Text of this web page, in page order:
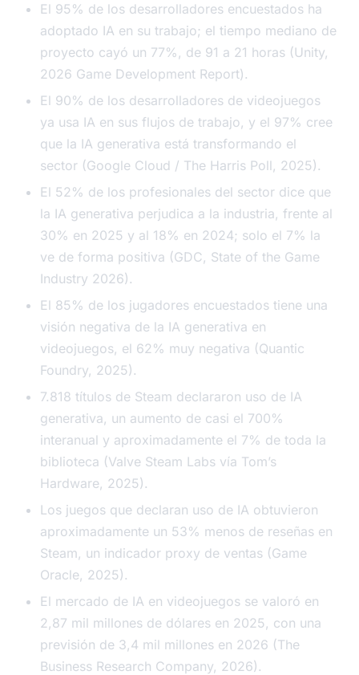
El 95% de los desarrolladores encuestados ha
adoptado IA en su trabajo; el tiempo mediano de
proyecto cayó un 77%, de 91 a 21 horas (Unity,
2026 Game Development Report).
El 90% de los desarrolladores de videojuegos
ya usa IA en sus flujos de trabajo, y el 97% cree
que la IA generativa está transformando el
sector (Google Cloud / The Harris Poll, 2025).
El 52% de los profesionales del sector dice que
la IA generativa perjudica a la industria, frente al
30% en 2025 y al 18% en 2024; solo el 7% la
ve de forma positiva (GDC, State of the Game
Industry 2026).
El 85% de los jugadores encuestados tiene una
visión negativa de la IA generativa en
videojuegos, el 62% muy negativa (Quantic
Foundry, 2025).
7.818 títulos de Steam declararon uso de IA
generativa, un aumento de casi el 700%
interanual y aproximadamente el 7% de toda la
biblioteca (Valve Steam Labs vía Tom’s
Hardware, 2025).
Los juegos que declaran uso de IA obtuvieron
aproximadamente un 53% menos de reseñas en
Steam, un indicador proxy de ventas (Game
Oracle, 2025).
El mercado de IA en videojuegos se valoró en
2,87 mil millones de dólares en 2025, con una
previsión de 3,4 mil millones en 2026 (The
Business Research Company, 2026).